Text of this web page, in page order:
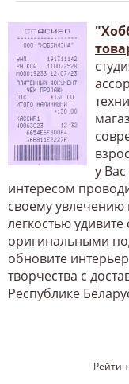
у
интересом
своему увлечению
легкостью
оригинальными
обновите
творчества с
Республике